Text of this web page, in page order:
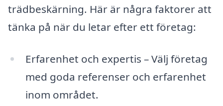
trädbeskärning. Här är några faktorer att
tänka på när du letar efter ett företag:
Erfarenhet och expertis – Välj företag
med goda referenser och erfarenhet
inom området.